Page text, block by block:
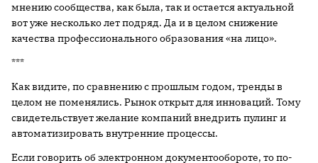
мнению сообщества, как была, так и остается актуальной
вот уже несколько лет подряд. Да и в целом снижение
качества профессионального образования «на лицо».
***
Как видите, по сравнению с прошлым годом, тренды в
целом не поменялись. Рынок открыт для инноваций. Тому
свидетельствует желание компаний внедрить пулинг и
автоматизировать внутренние процессы.
Если говорить об электронном документообороте, то по-